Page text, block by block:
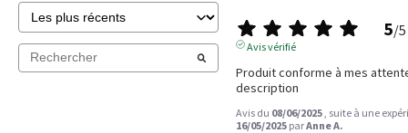
5/5
Avis vérifié
Produit conforme à mes
description
Avis du 08/06/2025 , suite à une
16/05/2025 parAnne A.